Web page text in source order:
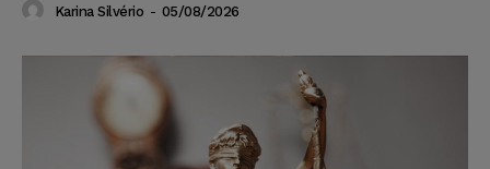
Karina Silvério - 05/08/2026